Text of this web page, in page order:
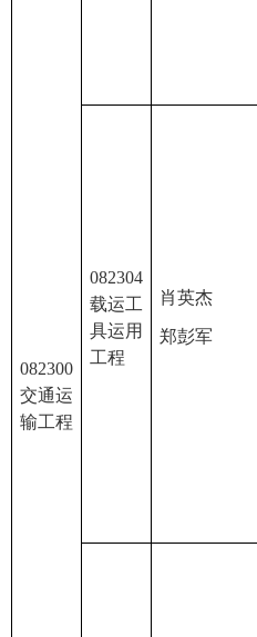
082300
交通运
输工程
082304
载运工
具运用
工程
肖英杰
郑彭军